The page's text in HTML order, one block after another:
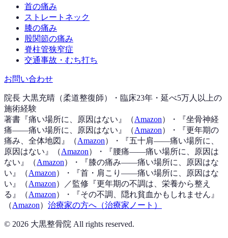
首の痛み
ストレートネック
膝の痛み
股関節の痛み
脊柱管狭窄症
交通事故・むち打ち
お問い合わせ
院長 大黒充晴（柔道整復師）・臨床23年・延べ5万人以上の
施術経験
著書『痛い場所に、原因はない 』（Amazon） ・『坐骨神経
痛——痛い場所に、原因はない 』（Amazon） ・『更年期の
痛み、全体地図 』（Amazon） ・『五十肩——痛い場所に、
原因はない 』（Amazon） ・『腰痛——痛い場所に、原因は
ない 』（Amazon） ・『膝の痛み——痛い場所に、原因はな
い 』（Amazon） ・『首・肩こり——痛い場所に、原因はな
い 』（Amazon） ／監修『更年期の不調は、栄養から整え
る 』（Amazon） ・『その不調、隠れ貧血かもしれません 』
（Amazon） 治療家の方へ（治療家ノート）
© 2026 大黒整骨院 All rights reserved.